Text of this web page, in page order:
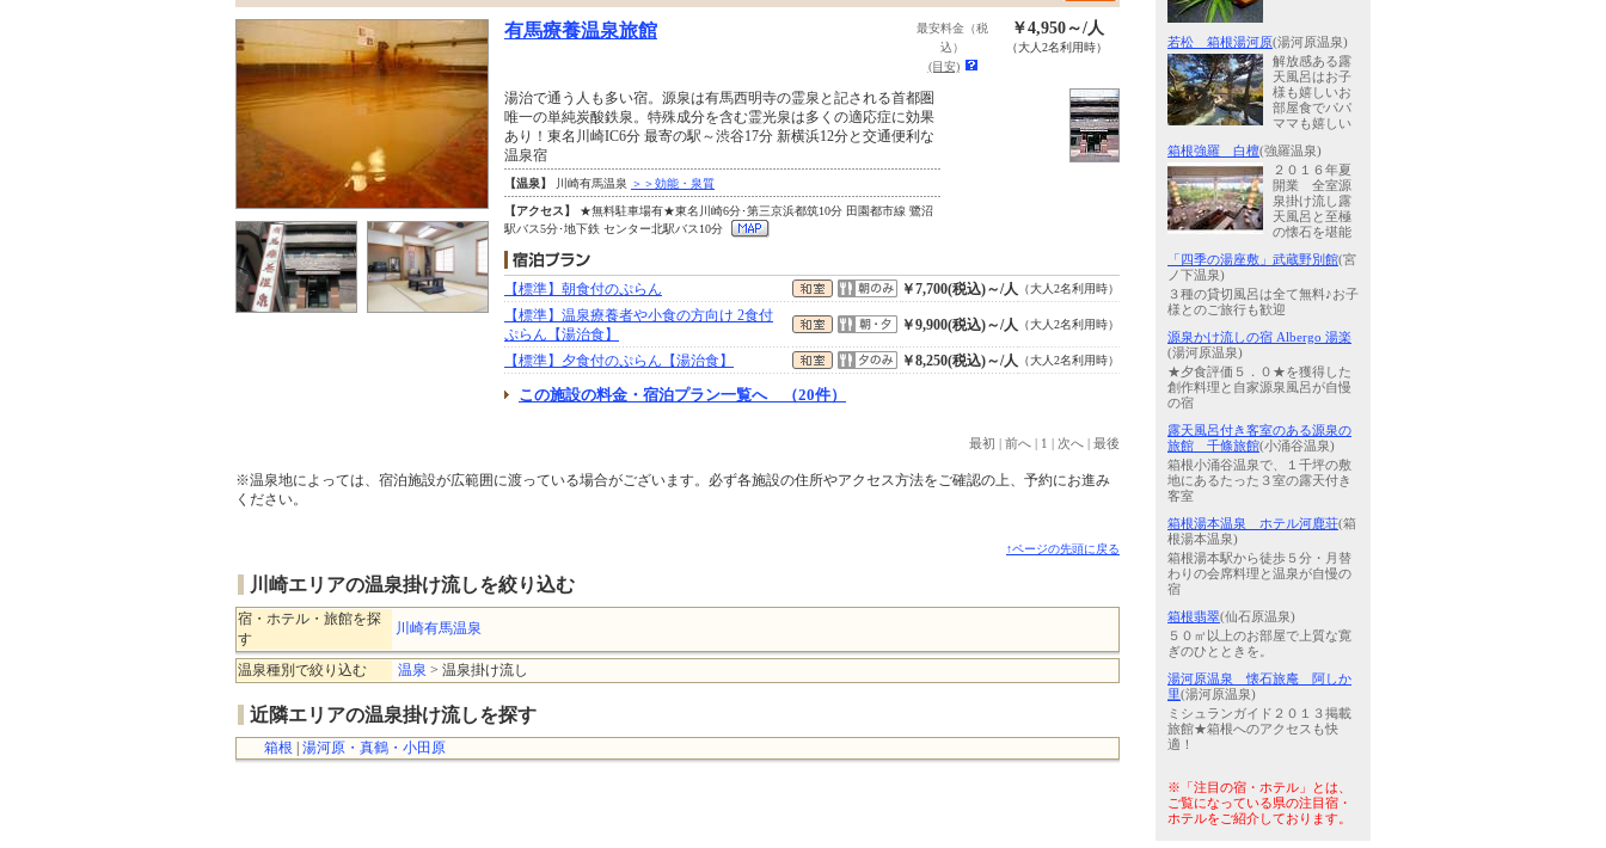
有馬療養温泉旅館
最安料金（税
込）
(目安)
￥4,950～/人
（大人2名利用時）
湯治で通う人も多い宿。源泉は有馬西明寺の霊泉と記される首都圏
唯一の単純炭酸鉄泉。特殊成分を含む霊光泉は多くの適応症に効果
あり！東名川崎IC6分 最寄の駅～渋谷17分 新横浜12分と交通便利な
温泉宿
【温泉】 川崎有馬温泉 ＞＞効能・泉質
【アクセス】
★無料駐車場有★東名川崎6分･第三京浜都筑10分 田園都市線 鷺沼
駅バス5分･地下鉄 センター北駅バス10分
【標準】朝食付のぷらん ￥7,700(税込)～/人 （大人2名利用時）
【標準】温泉療養者や小食の方向け 2食付
ぷらん【湯治食】
￥9,900(税込)～/人 （大人2名利用時）
【標準】夕食付のぷらん【湯治食】 ￥8,250(税込)～/人 （大人2名利用時）
この施設の料金・宿泊プラン一覧へ （20件）
最初 | 前へ | 1 | 次へ | 最後
※温泉地によっては、宿泊施設が広範囲に渡っている場合がございます。必ず各施設の住所やアクセス方法をご確認の上、予約にお進み
ください。
↑ページの先頭に戻る
川崎エリアの温泉掛け流しを絞り込む
宿・ホテル・旅館を探
す
川崎有馬温泉
温泉種別で絞り込む 温泉 > 温泉掛け流し
近隣エリアの温泉掛け流しを探す
箱根 | 湯河原・真鶴・小田原
若松 箱根湯河原(湯河原温泉)
解放感ある露
天風呂はお子
様も嬉しいお
部屋食でパパ
ママも嬉しい
箱根強羅 白檀(強羅温泉)
２０１６年夏
開業 全室源
泉掛け流し露
天風呂と至極
の懐石を堪能
「四季の湯座敷」武蔵野別館(宮
ノ下温泉)
３種の貸切風呂は全て無料♪お子
様とのご旅行も歓迎
源泉かけ流しの宿 Albergo 湯楽
(湯河原温泉)
★夕食評価５．０★を獲得した
創作料理と自家源泉風呂が自慢
の宿
露天風呂付き客室のある源泉の
旅館 千條旅館(小涌谷温泉)
箱根小涌谷温泉で、１千坪の敷
地にあるたった３室の露天付き
客室
箱根湯本温泉 ホテル河鹿荘(箱
根湯本温泉)
箱根湯本駅から徒歩５分・月替
わりの会席料理と温泉が自慢の
宿
箱根翡翠(仙石原温泉)
５０㎡以上のお部屋で上質な寛
ぎのひとときを。
湯河原温泉 懐石旅庵 阿しか
里(湯河原温泉)
ミシュランガイド２０１３掲載
旅館★箱根へのアクセスも快
適！
※「注目の宿・ホテル」とは、
ご覧になっている県の注目宿・
ホテルをご紹介しております。